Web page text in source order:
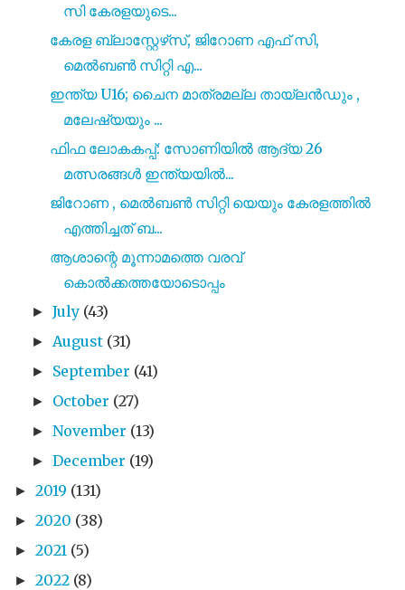
സി കേരളയുടെ...
കേരള ബ്ലാസ്റ്റേഴ്‌സ്, ജിറോണ എഫ് സി,
മെൽബൺ സിറ്റി എ...
ഇന്ത്യ U16; ചൈന മാത്രമല്ല തായ്‌ലൻഡും ,
മലേഷ്യയും ...
ഫിഫ ലോകകപ്പ്: സോണിയിൽ ആദ്യ 26
മത്സരങ്ങൾ ഇന്ത്യയിൽ...
ജിറോണ , മെൽബൺ സിറ്റി യെയും കേരളത്തിൽ
എത്തിച്ചത് ബ...
ആശാന്റെ മൂന്നാമത്തെ വരവ്
കൊൽക്കത്തയോടൊപ്പം
►July (43)
► August (31)
► September (41)
► October (27)
►November (13)
►December (19)
► 2019 (131)
► 2020 (38)
► 2021 (5)
► 2022 (8)